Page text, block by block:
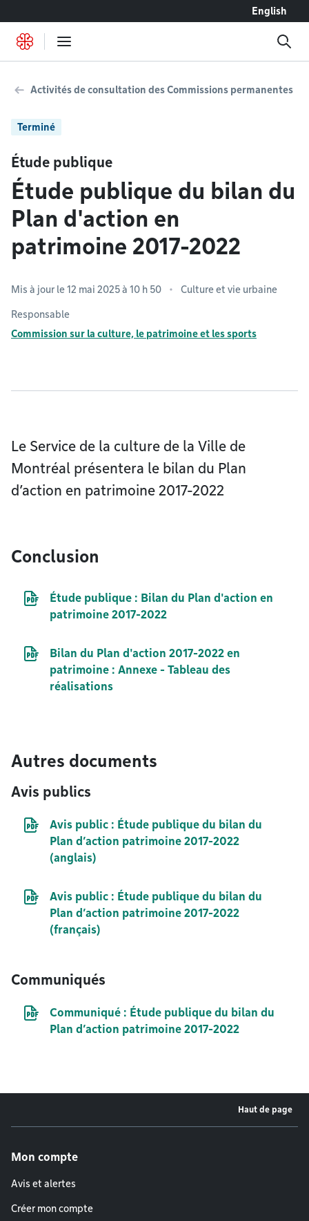
English
Activités de consultation des Commissions permanentes
Terminé
Étude publique
Étude publique du bilan du
Plan d'action en
patrimoine 2017-2022
Mis à jour le 12 mai 2025 à 10 h 50 Culture et vie urbaine
Responsable
Commission sur la culture, le patrimoine et les sports
Le Service de la culture de la Ville de
Montréal présentera le bilan du Plan
d’action en patrimoine 2017-2022
Conclusion
Document PDF
Étude publique : Bilan du Plan d'action en
patrimoine 2017-2022
Document PDF
Bilan du Plan d'action 2017-2022 en
patrimoine : Annexe - Tableau des
réalisations
Autres documents
Avis publics
Document PDF
Avis public : Étude publique du bilan du
Plan d’action patrimoine 2017-2022
(anglais)
Document PDF
Avis public : Étude publique du bilan du
Plan d’action patrimoine 2017-2022
(français)
Communiqués
Document PDF
Communiqué : Étude publique du bilan du
Plan d’action patrimoine 2017-2022
Haut de page
Mon compte
Avis et alertes
Créer mon compte